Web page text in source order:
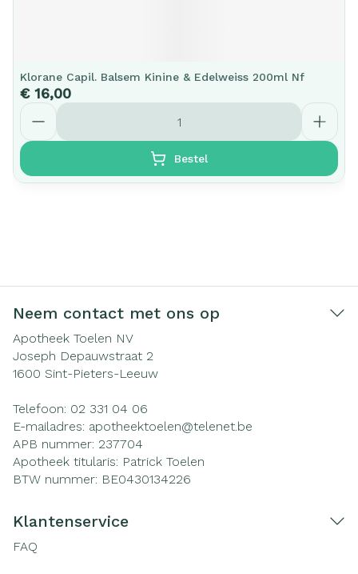
Klorane Capil. Balsem Kinine & Edelweiss 200ml Nf
€ 16,00
Aantal
Bestel
Neem contact met ons op
Apotheek Toelen NV
Joseph Depauwstraat 2
1600 Sint-Pieters-Leeuw
Telefoon: 02 331 04 06
E-mailadres: apotheektoelen@telenet.be
APB nummer: 237704
Apotheek titularis: Patrick Toelen
BTW nummer: BE0430134226
Klantenservice
FAQ